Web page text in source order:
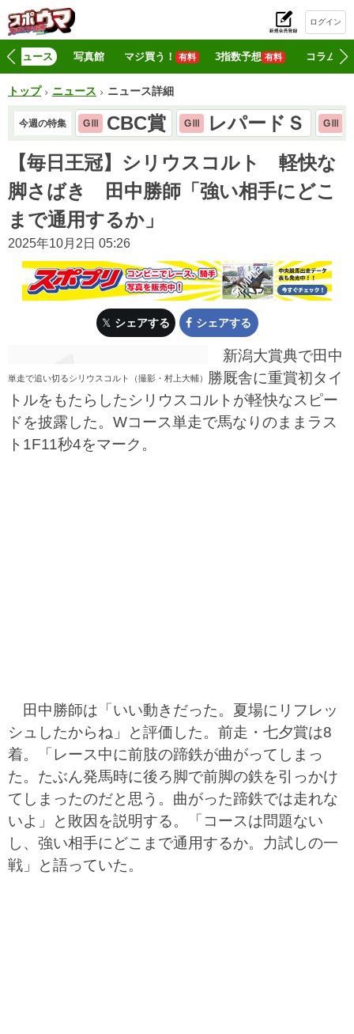
ログイン
ニュース 写真館 マジ買う！ 有料 3指数予想 有料 コラム
トップ ニュース ニュース詳細
今週の特集 GⅢ CBC賞 GⅢ レパードＳ GⅢ
【毎日王冠】シリウスコルト 軽快な
脚さばき 田中勝師「強い相手にどこ
まで通用するか」
2025年10月2日 05:26
シェアする シェアする
単走で追い切るシリウスコルト（撮影・村上大輔）
新潟大賞典で田中
勝厩舎に重賞初タイ
トルをもたらしたシリウスコルトが軽快なスピー
ドを披露した。Wコース単走で馬なりのままラス
ト1F11秒4をマーク。
田中勝師は「いい動きだった。夏場にリフレッ
シュしたからね」と評価した。前走・七夕賞は8
着。「レース中に前肢の蹄鉄が曲がってしまっ
た。たぶん発馬時に後ろ脚で前脚の鉄を引っかけ
てしまったのだと思う。曲がった蹄鉄では走れな
いよ」と敗因を説明する。「コースは問題ない
し、強い相手にどこまで通用するか。力試しの一
戦」と語っていた。